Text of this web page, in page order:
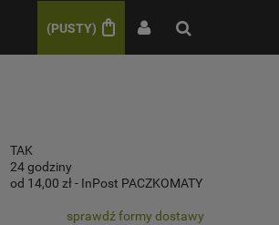
(PUSTY)
TAK
24 godziny
od 14,00 zł - InPost PACZKOMATY
sprawdź formy dostawy